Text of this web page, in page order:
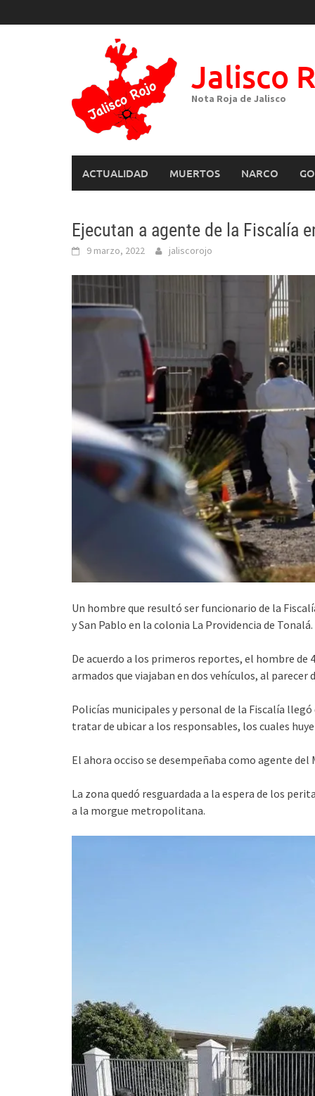
to
Jalisco
Nota Roja de Jalisco
ACTUALIDAD MUERTOS NARCO
Ejecutan a agente de la Fiscalía
9 marzo, 2022 jaliscorojo
Un hombre que resultó ser funcionario de la
y San Pablo en la colonia La Providencia de Tonalá.
De acuerdo a los primeros reportes, el hombre de
armados que viajaban en dos vehículos, al
Policías municipales y personal de la Fiscalía
tratar de ubicar a los responsables, los cuales
El ahora occiso se desempeñaba como agente
La zona quedó resguardada a la espera de los
a la morgue metropolitana.